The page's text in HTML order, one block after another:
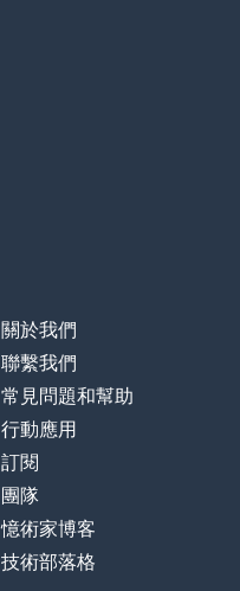
關於我們
聯繫我們
常見問題和幫助
行動應用
訂閱
團隊
憶術家博客
技術部落格